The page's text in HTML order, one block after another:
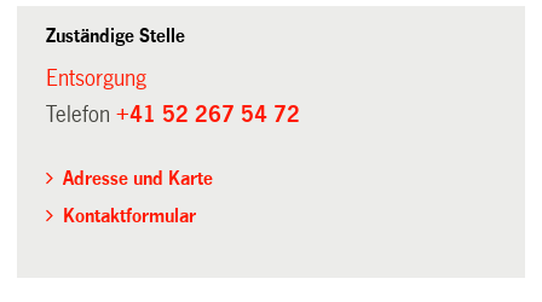
Zuständige Stelle
Entsorgung
Telefon+41 52 267 54 72
Adresse und Karte
Kontaktformular